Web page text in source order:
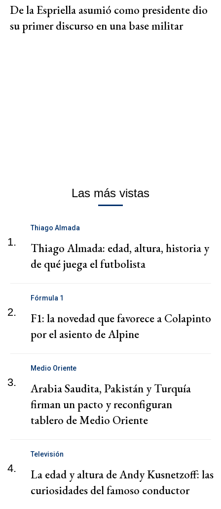
De la Espriella asumió como presidente dio
su primer discurso en una base militar
Las más vistas
1.
Thiago Almada
Thiago Almada: edad, altura, historia y
de qué juega el futbolista
2.
Fórmula 1
F1: la novedad que favorece a Colapinto
por el asiento de Alpine
3.
Medio Oriente
Arabia Saudita, Pakistán y Turquía
firman un pacto y reconfiguran
tablero de Medio Oriente
4.
Televisión
La edad y altura de Andy Kusnetzoff: las
curiosidades del famoso conductor